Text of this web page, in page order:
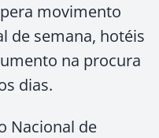
movimento
de semana, hotéis
na procura
dias.
Nacional de